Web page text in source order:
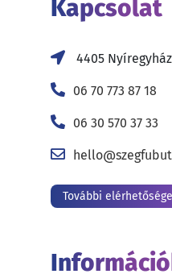
Kapcsolat
4405
06 70 773 87 18
06 30 570 37 33
További